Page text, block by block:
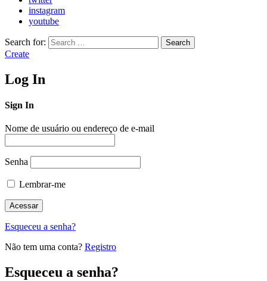
instagram
youtube
Search for: Search
Create
Log In
Sign In
Nome de usuário ou endereço de e-mail
Senha
Lembrar-me
Esqueceu a senha?
Não tem uma conta? Registro
Esqueceu a senha?